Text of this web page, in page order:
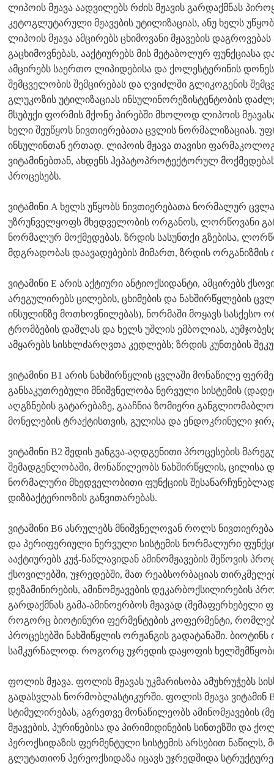
ლიპოის მჟავა აადვილებს რძის მჟავის გარდაქმნას
კეტოგლუტარული მჟავების უტილიზაციას, ანუ ხელს
ლიპოის მჟავა ამცირებს ცხიმოვანი მჟავების
გაცხიმოვნებას, ააქტიურებს მის მეტაბოლურ
ამცირებს საერთო ლიპიდებისა და ქოლესტერინის
შემცველობის შემცირებას და ღვიძლში გლიკოგენის
გლუკოზის უტილიზაციას ინსულინორეზისტენტობის
მსუბუქი ფორმის მქონე პირებში მხოლოდ ლიპოის
ხელი შეუწყოს ნივთიერებათა ცვლის ნორმალიზაციას.
ინსულინთან ერთად. ლიპოის მჟავა თავისი
ვიტამინებთან, ახდენს ჰეპატოპროტექტორულ
პროცესებს.
ვიტამინი A ხელს უწყობს ნივთიერებათა ნორმალურ
უზრუნველყოფს მხედველობის ორგანოს, ლორწოვანი
ნორმალურ მოქმედებას. ზრდის სასუნთქი გზებისა,
მდგრადობას დაავადებების მიმართ, ზრდის ორგანიზმის
ვიტამინი E არის აქტიური ანტიოქსიდანტი, ამცირებს
არეგულირებს ცილების, ცხიმების და ნახშირწყლების
ინსულინზე მოთხოვნილებას), ნორმაში მოყავს სასქესო
ტრომბების დაშლას და ხელს უშლის ემბოლიას,
ამყარებს სისხლძარღვთა კედლებს; ზრდის კუნთების
ვიტამინი B1 არის ნახშირწყლის ცვლაში მონაწილე
განსაკუთრებული მნიშვნელობა ნერვული სისტემის
აღგზნების გატარებაზე, გააჩნია ზომიერი
მონელების ტრაქტისთვის, გულისა და ენდოკრინული
ვიტამინი B2 შედის ჟანგვა-აღდგენითი პროცესების
შემადგენლობაში, მონაწილეობს ნახშირწყლის, ცილისა
ნორმალური მხედველობითი ფუნქციის
დიზბაქტერიოზის განვითარებას.
ვიტამინი B6 ასრულებს მნიშვნელოვან როლს
და პერიფერიული ნერვული სისტემის ნორმალური
ააქტიურებს კუჭ-ნაწლავიდან ამინომჟავების შეწოვის
ქსოვილებში, უჯრედებში, მათ რეაბსორბაციას
დეზამინირების, ამინომჟავების დეკარბოქსილირების
გარდაქმნას გამა-ამინოერბოს მჟავად (შემაფერხებელი
როგორც ბიოტინური ფერმენტების კოფერმენტი,
პროცესებში ნახშიწყლის ორჟანგის გადატანაში. ბიოტინს
სამკურნალოდ. როგორც უჯრედის დაყოფის
ფოლის მჟავა. ფოლის მჟავას უკმარისობა ამუხრუჭებს
გადასვლას ნორმობლასტიკურში. ფოლის მჟავა ვიტამინ
სტიმულირებას, აგრეთვე მონაწილეობს ამინომჟავების
მჟავების, პურინებისა და პირიმიდინების სინთეზში და
პეროქსიდაზის ფერმენტული სისტემის არსებით ნაწილს,
გლუტათიონ პერეოქსიდაზა იცავს უჯრედშიდა